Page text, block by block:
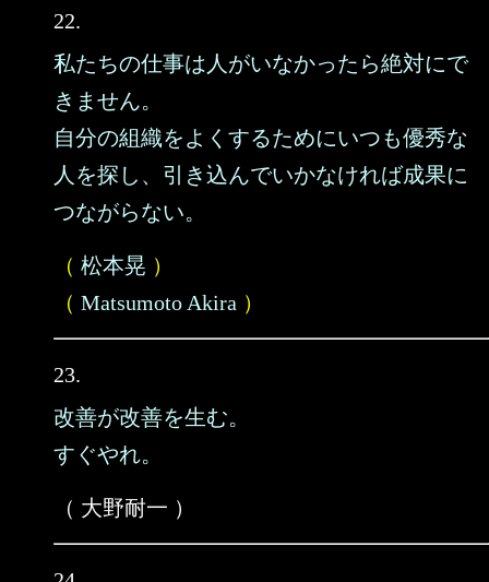
22.
私たちの仕事は人がいなかったら絶対にで
きません。
自分の組織をよくするためにいつも優秀な
人を探し、引き込んでいかなければ成果に
つながらない。
（ 松本晃 ）
（ Matsumoto Akira ）
23.
改善が改善を生む。
すぐやれ。
（ 大野耐一 ）